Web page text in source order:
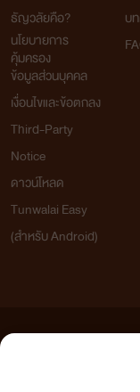
ธัญวลัยคือ?
นโยบายการ
คุ้มครอง
ข้อมูลส่วนบุคคล
เงื่อนไขและข้อตกลง
Third-Party
Notice
ดาวน์โหลด
Tunwalai Easy
(สำหรับ Android)
บ
เว็บไซต์แห่งนี้ไม่ได้เห็นด้วยและไ
วิจารณญาณในการกลั่นกรองด้วย